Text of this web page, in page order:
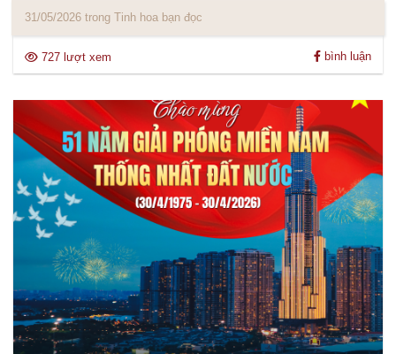
31/05/2026 trong Tinh hoa bạn đọc
727 lượt xem bình luận